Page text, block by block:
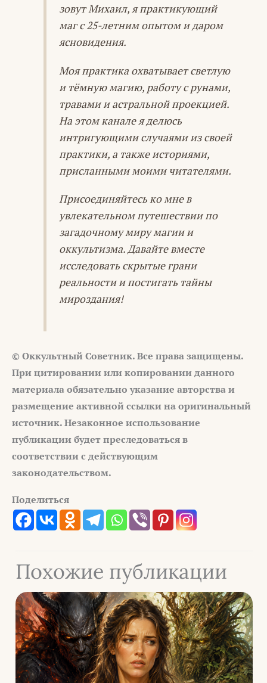
зовут Михаил, я практикующий
маг с 25-летним опытом и даром
ясновидения.
Моя практика охватывает светлую
и тёмную магию, работу с рунами,
травами и астральной проекцией.
На этом канале я делюсь
интригующими случаями из своей
практики, а также историями,
присланными моими читателями.
Присоединяйтесь ко мне в
увлекательном путешествии по
загадочному миру магии и
оккультизма. Давайте вместе
исследовать скрытые грани
реальности и постигать тайны
мироздания!
© Оккультный Советник. Все права защищены.
При цитировании или копировании данного
материала обязательно указание авторства и
размещение активной ссылки на оригинальный
источник. Незаконное использование
публикации будет преследоваться в
соответствии с действующим
законодательством.
Поделиться
Похожие публикации